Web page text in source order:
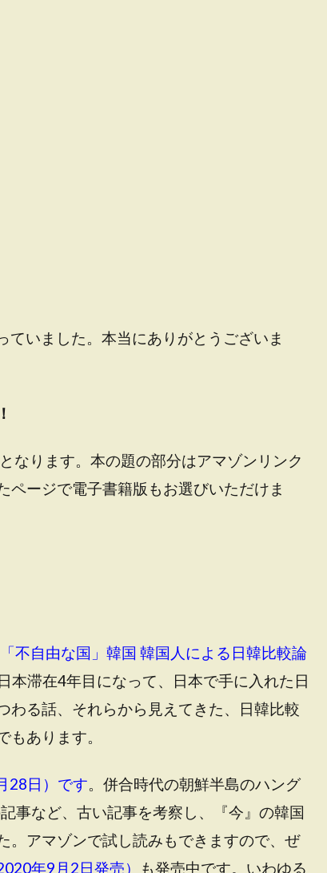
ていました。本当にありがとうございま
なります。 本の題の部分はアマゾンリンク
ページで電子書籍版もお選びいただけま
不自由な国」韓国 韓国人による日韓比較論
本滞在4年目になって、日本で手に入れた日
わる話、それらから見えてきた、日韓比較
あります。
28日）です。併合時代の朝鮮半島のハング
事など、古い記事を考察し、『今』の韓国
アマゾンで試し読みもできますので、ぜ
年9月2日発売） も発売中です。いわゆる